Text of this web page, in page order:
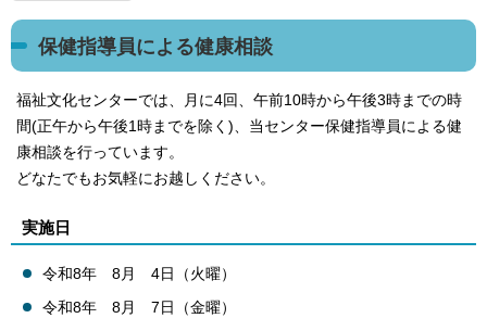
保健指導員による健康相談
福祉文化センターでは、月に4回、午前10時から午後3時までの時
間(正午から午後1時までを除く)、当センター保健指導員による健
康相談を行っています。
どなたでもお気軽にお越しください。
実施日
令和8年 8月 4日（火曜）
令和8年 8月 7日（金曜）